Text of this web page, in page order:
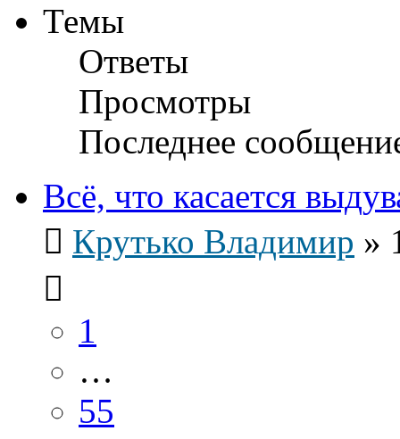
Темы
Ответы
Просмотры
Последнее
Всё, что касается
Крутько Владимир »
1
…
55